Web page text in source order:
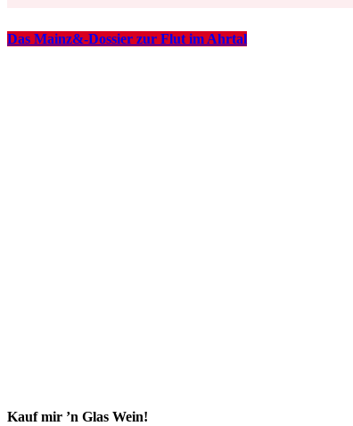
Das Mainz&-Dossier zur Flut im Ahrtal
Kauf mir ’n Glas Wein!